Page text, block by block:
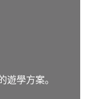
學方案。